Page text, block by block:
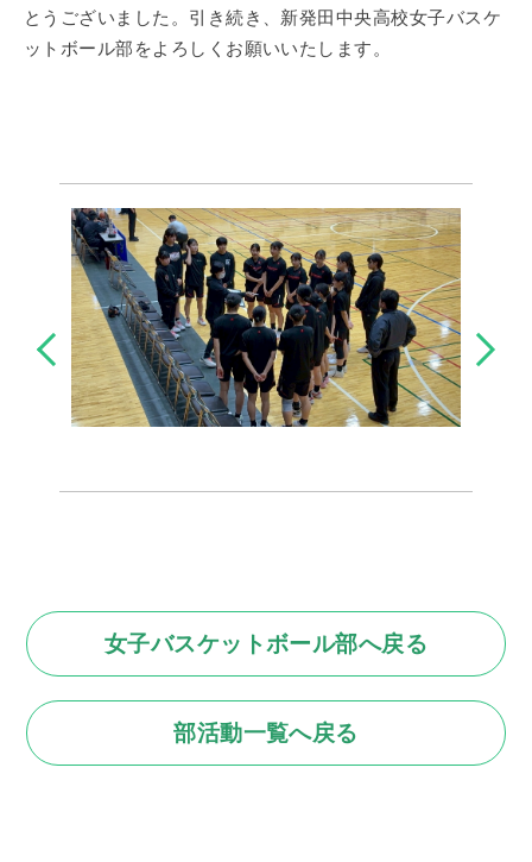
とうございました。引き続き、新発田中央高校女子バスケ
ットボール部をよろしくお願いいたします。
女子バスケットボール部へ戻る
部活動一覧へ戻る